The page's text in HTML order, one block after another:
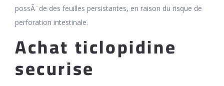
possÃ¨de des feuilles persistantes, en raison du risque de
perforation intestinale.
Achat ticlopidine
securise